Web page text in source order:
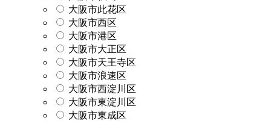
大阪市此花区
大阪市西区
大阪市港区
大阪市大正区
大阪市天王寺区
大阪市浪速区
大阪市西淀川区
大阪市東淀川区
大阪市東成区